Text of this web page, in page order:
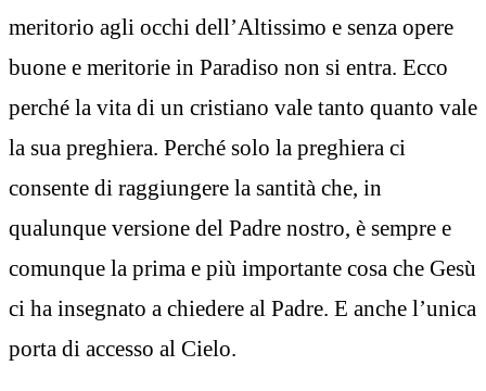
meritorio agli occhi dell’Altissimo e senza opere
buone e meritorie in Paradiso non si entra. Ecco
perché la vita di un cristiano vale tanto quanto vale
la sua preghiera. Perché solo la preghiera ci
consente di raggiungere la santità che, in
qualunque versione del Padre nostro, è sempre e
comunque la prima e più importante cosa che Gesù
ci ha insegnato a chiedere al Padre. E anche l’unica
porta di accesso al Cielo.